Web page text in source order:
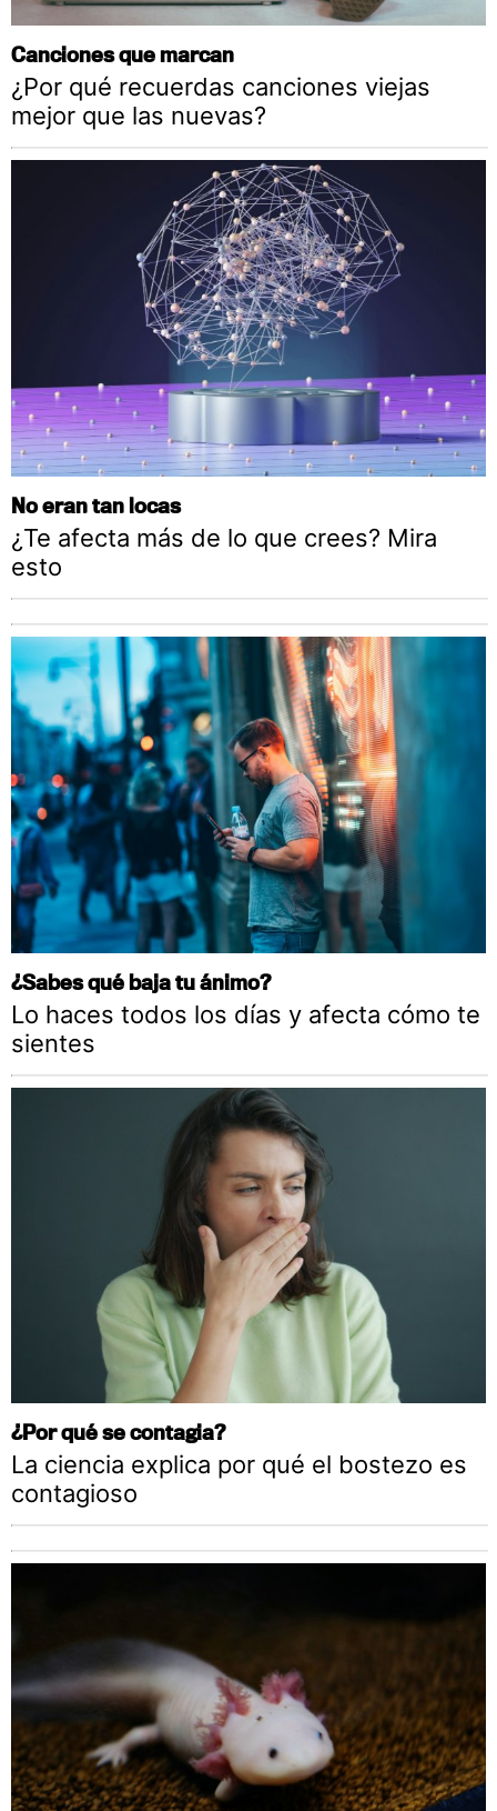
Canciones que marcan
¿Por qué recuerdas canciones viejas
mejor que las nuevas?
No eran tan locas
¿Te afecta más de lo que crees? Mira
esto
¿Sabes qué baja tu ánimo?
Lo haces todos los días y afecta cómo te
sientes
¿Por qué se contagia?
La ciencia explica por qué el bostezo es
contagioso